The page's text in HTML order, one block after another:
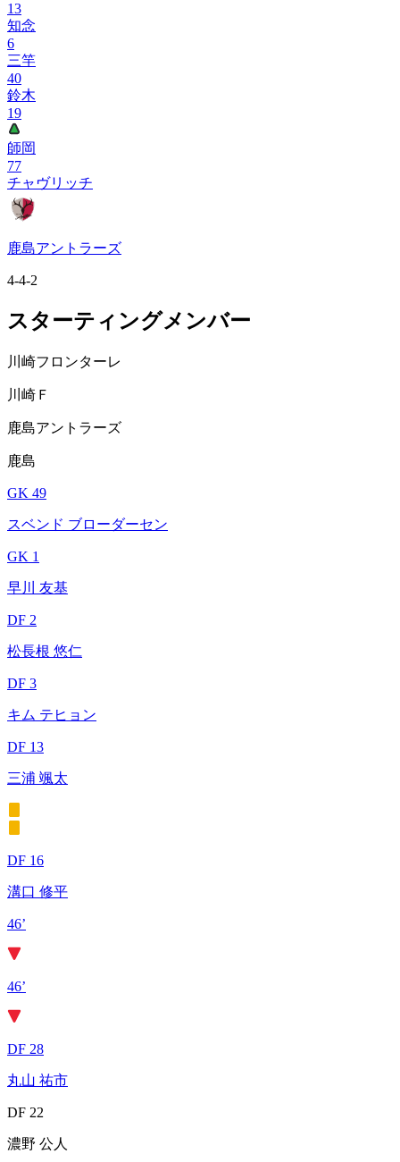
13
知念
6
三竿
40
鈴木
19
師岡
77
チャヴリッチ
鹿島アントラーズ
4-4-2
スターティングメンバー
川崎フロンターレ
川崎Ｆ
鹿島アントラーズ
鹿島
GK 49
スベンド ブローダーセン
GK 1
早川 友基
DF 2
松長根 悠仁
DF 3
キム テヒョン
DF 13
三浦 颯太
DF 16
溝口 修平
46’
46’
DF 28
丸山 祐市
DF 22
濃野 公人